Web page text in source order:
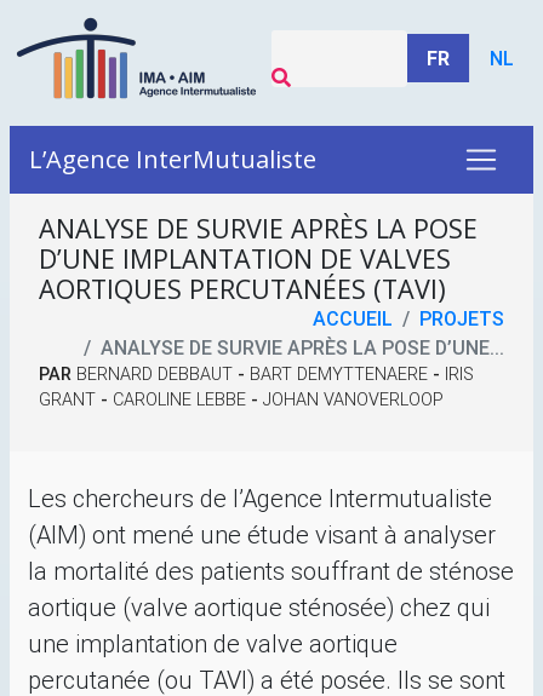
FR NL
L’Agence InterMutualiste
ANALYSE DE SURVIE APRÈS LA POSE
D’UNE IMPLANTATION DE VALVES
AORTIQUES PERCUTANÉES (TAVI)
ACCUEIL
PROJETS
ANALYSE DE SURVIE APRÈS LA POSE D’UNE...
PAR BERNARD DEBBAUT - BART DEMYTTENAERE - IRIS
GRANT - CAROLINE LEBBE - JOHAN VANOVERLOOP
Les chercheurs de l’Agence Intermutualiste
(AIM) ont mené une étude visant à analyser
la mortalité des patients souffrant de sténose
aortique (valve aortique sténosée) chez qui
une implantation de valve aortique
percutanée (ou TAVI) a été posée. Ils se sont